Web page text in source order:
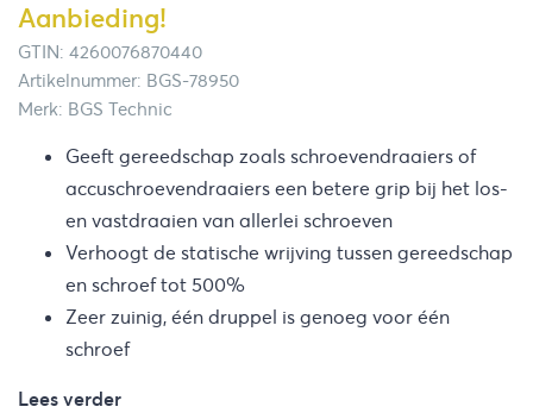
Aanbieding!
GTIN: 4260076870440
Artikelnummer: BGS-78950
Merk: BGS Technic
Geeft gereedschap zoals schroevendraaiers of
accuschroevendraaiers een betere grip bij het los-
en vastdraaien van allerlei schroeven
Verhoogt de statische wrijving tussen gereedschap
en schroef tot 500%
Zeer zuinig, één druppel is genoeg voor één
schroef
Lees verder